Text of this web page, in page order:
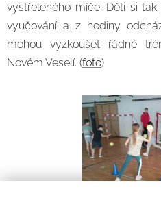
vystřeleného míče. Děti si
vyučování a z hodiny
mohou vyzkoušet řádné
Novém Veselí. (foto)